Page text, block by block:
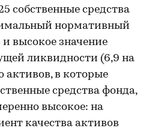
собственные средства
нормативный
и высокое значение
ликвидности (6,9 на
активов, в которые
средства фонда,
высокое: на
качества активов